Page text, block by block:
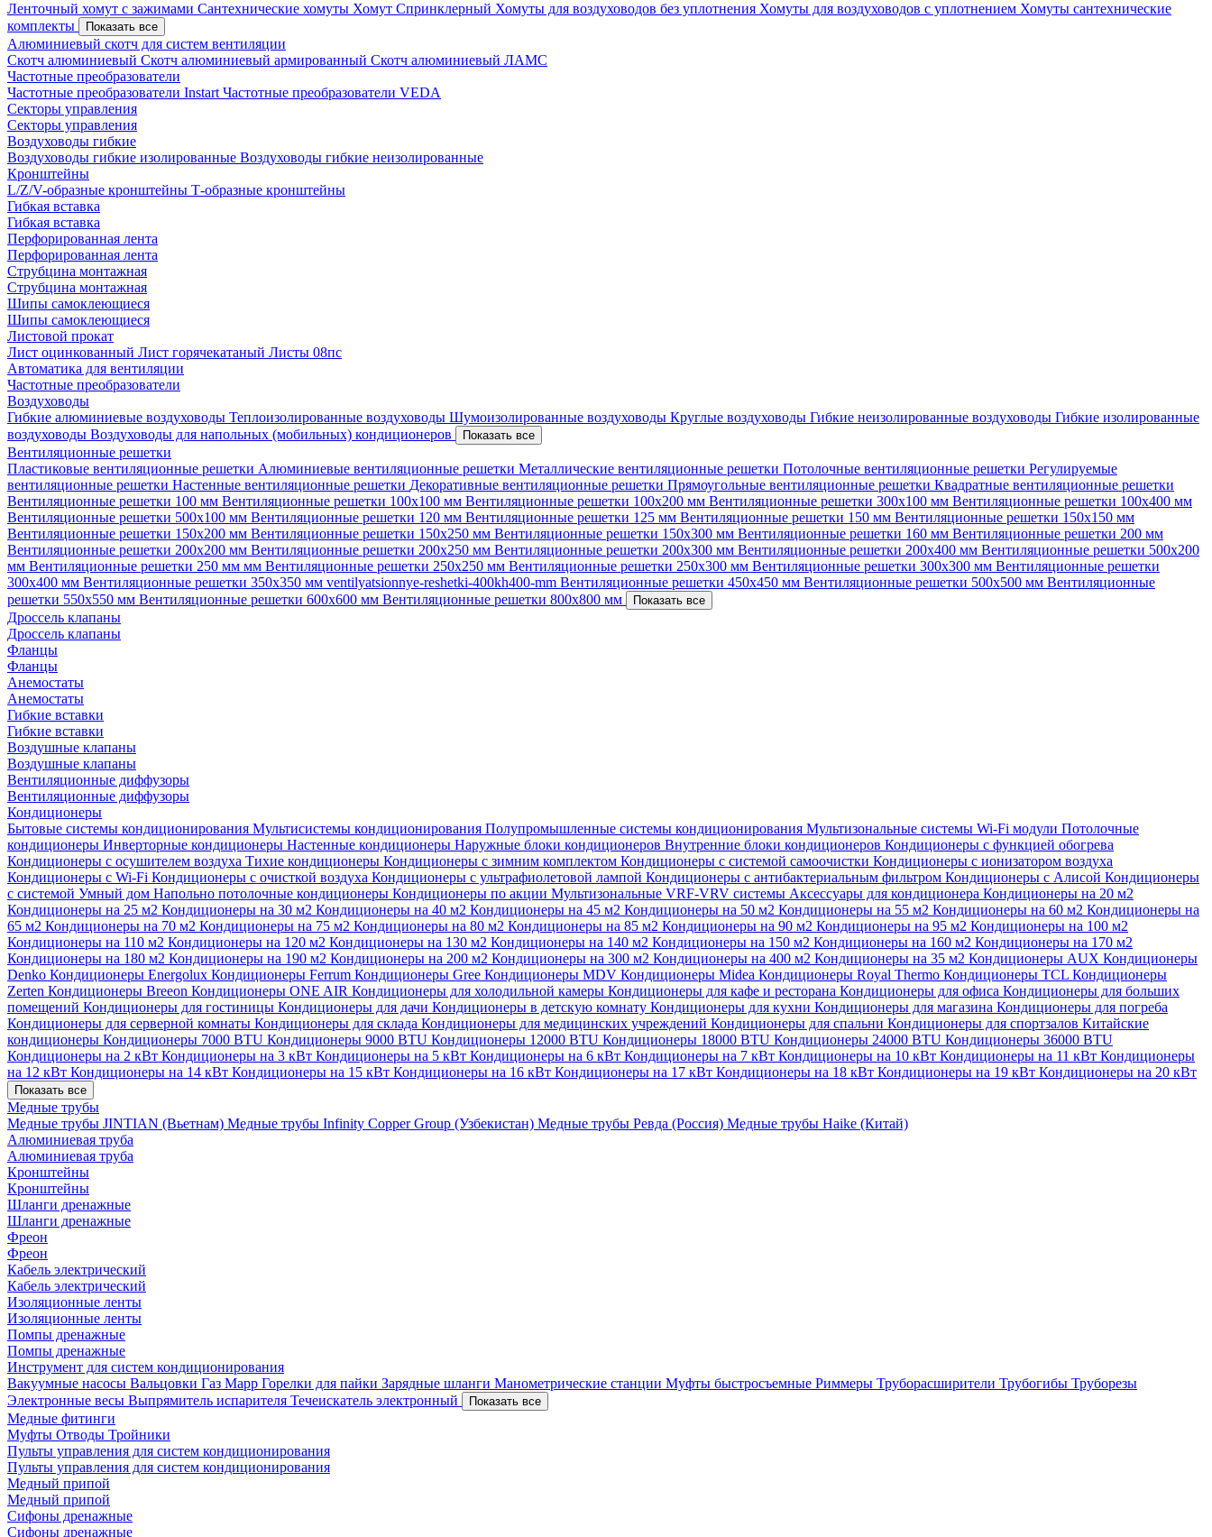
Ленточный хомут с зажимами Сантехнические хомуты Хомут Спринклерный Хомуты для воздуховодов без уплотнения Хомуты для воздуховодов с уплотнением Хомуты сантехнические
комплекты
Показать все
Алюминиевый скотч для систем вентиляции
Скотч алюминиевый Скотч алюминиевый армированный Скотч алюминиевый ЛАМС
Частотные преобразователи
Частотные преобразователи Instart Частотные преобразователи VEDA
Секторы управления
Секторы управления
Воздуховоды гибкие
Воздуховоды гибкие изолированные Воздуховоды гибкие неизолированные
Кронштейны
L/Z/V-образные кронштейны Т-образные кронштейны
Гибкая вставка
Гибкая вставка
Перфорированная лента
Перфорированная лента
Струбцина монтажная
Струбцина монтажная
Шипы самоклеющиеся
Шипы самоклеющиеся
Листовой прокат
Лист оцинкованный Лист горячекатаный Листы 08пс
Автоматика для вентиляции
Частотные преобразователи
Воздуховоды
Гибкие алюминиевые воздуховоды Теплоизолированные воздуховоды Шумоизолированные воздуховоды Круглые воздуховоды Гибкие неизолированные воздуховоды Гибкие изолированные
воздуховоды Воздуховоды для напольных (мобильных) кондиционеров Показать все
Вентиляционные решетки
Пластиковые вентиляционные решетки Алюминиевые вентиляционные решетки Металлические вентиляционные решетки Потолочные вентиляционные решетки Регулируемые
вентиляционные решетки Настенные вентиляционные решетки Декоративные вентиляционные решетки Прямоугольные вентиляционные решетки Квадратные вентиляционные решетки
Вентиляционные решетки 100 мм Вентиляционные решетки 100х100 мм Вентиляционные решетки 100х200 мм Вентиляционные решетки 300х100 мм Вентиляционные решетки 100х400 мм
Вентиляционные решетки 500х100 мм Вентиляционные решетки 120 мм Вентиляционные решетки 125 мм Вентиляционные решетки 150 мм Вентиляционные решетки 150х150 мм
Вентиляционные решетки 150х200 мм Вентиляционные решетки 150х250 мм Вентиляционные решетки 150х300 мм Вентиляционные решетки 160 мм Вентиляционные решетки 200 мм
Вентиляционные решетки 200х200 мм Вентиляционные решетки 200х250 мм Вентиляционные решетки 200х300 мм Вентиляционные решетки 200х400 мм Вентиляционные решетки 500х200
мм Вентиляционные решетки 250 мм мм Вентиляционные решетки 250х250 мм Вентиляционные решетки 250х300 мм Вентиляционные решетки 300х300 мм Вентиляционные решетки
300х400 мм Вентиляционные решетки 350х350 мм ventilyatsionnye-reshetki-400kh400-mm Вентиляционные решетки 450х450 мм Вентиляционные решетки 500х500 мм Вентиляционные
решетки 550х550 мм Вентиляционные решетки 600х600 мм Вентиляционные решетки 800х800 мм Показать все
Дроссель клапаны
Дроссель клапаны
Фланцы
Фланцы
Анемостаты
Анемостаты
Гибкие вставки
Гибкие вставки
Воздушные клапаны
Воздушные клапаны
Вентиляционные диффузоры
Вентиляционные диффузоры
Кондиционеры
Бытовые системы кондиционирования Мультисистемы кондиционирования Полупромышленные системы кондиционирования Мультизональные системы Wi-Fi модули Потолочные
кондиционеры Инверторные кондиционеры Настенные кондиционеры Наружные блоки кондиционеров Внутренние блоки кондиционеров Кондиционеры с функцией обогрева
Кондиционеры с осушителем воздуха Тихие кондиционеры Кондиционеры с зимним комплектом Кондиционеры с системой самоочистки Кондиционеры с ионизатором воздуха
Кондиционеры с Wi-Fi Кондиционеры с очисткой воздуха Кондиционеры с ультрафиолетовой лампой Кондиционеры с антибактериальным фильтром Кондиционеры с Алисой Кондиционеры
с системой Умный дом Напольно потолочные кондиционеры Кондиционеры по акции Мультизональные VRF-VRV системы Аксессуары для кондиционера Кондиционеры на 20 м2
Кондиционеры на 25 м2 Кондиционеры на 30 м2 Кондиционеры на 40 м2 Кондиционеры на 45 м2 Кондиционеры на 50 м2 Кондиционеры на 55 м2 Кондиционеры на 60 м2 Кондиционеры на
65 м2 Кондиционеры на 70 м2 Кондиционеры на 75 м2 Кондиционеры на 80 м2 Кондиционеры на 85 м2 Кондиционеры на 90 м2 Кондиционеры на 95 м2 Кондиционеры на 100 м2
Кондиционеры на 110 м2 Кондиционеры на 120 м2 Кондиционеры на 130 м2 Кондиционеры на 140 м2 Кондиционеры на 150 м2 Кондиционеры на 160 м2 Кондиционеры на 170 м2
Кондиционеры на 180 м2 Кондиционеры на 190 м2 Кондиционеры на 200 м2 Кондиционеры на 300 м2 Кондиционеры на 400 м2 Кондиционеры на 35 м2 Кондиционеры AUX Кондиционеры
Denko Кондиционеры Energolux Кондиционеры Ferrum Кондиционеры Gree Кондиционеры MDV Кондиционеры Midea Кондиционеры Royal Thermo Кондиционеры TCL Кондиционеры
Zerten Кондиционеры Breeon Кондиционеры ONE AIR Кондиционеры для холодильной камеры Кондиционеры для кафе и ресторана Кондиционеры для офиса Кондиционеры для больших
помещений Кондиционеры для гостиницы Кондиционеры для дачи Кондиционеры в детскую комнату Кондиционеры для кухни Кондиционеры для магазина Кондиционеры для погреба
Кондиционеры для серверной комнаты Кондиционеры для склада Кондиционеры для медицинских учреждений Кондиционеры для спальни Кондиционеры для спортзалов Китайские
кондиционеры Кондиционеры 7000 BTU Кондиционеры 9000 BTU Кондиционеры 12000 BTU Кондиционеры 18000 BTU Кондиционеры 24000 BTU Кондиционеры 36000 BTU
Кондиционеры на 2 кВт Кондиционеры на 3 кВт Кондиционеры на 5 кВт Кондиционеры на 6 кВт Кондиционеры на 7 кВт Кондиционеры на 10 кВт Кондиционеры на 11 кВт Кондиционеры
на 12 кВт Кондиционеры на 14 кВт Кондиционеры на 15 кВт Кондиционеры на 16 кВт Кондиционеры на 17 кВт Кондиционеры на 18 кВт Кондиционеры на 19 кВт Кондиционеры на 20 кВт
Показать все
Медные трубы
Медные трубы JINTIAN (Вьетнам) Медные трубы Infinity Copper Group (Узбекистан) Медные трубы Ревда (Россия) Медные трубы Haike (Китай)
Алюминиевая труба
Алюминиевая труба
Кронштейны
Кронштейны
Шланги дренажные
Шланги дренажные
Фреон
Фреон
Кабель электрический
Кабель электрический
Изоляционные ленты
Изоляционные ленты
Помпы дренажные
Помпы дренажные
Инструмент для систем кондиционирования
Вакуумные насосы Вальцовки Газ Mapp Горелки для пайки Зарядные шланги Манометрические станции Муфты быстросъемные Риммеры Труборасширители Трубогибы Труборезы
Электронные весы Выпрямитель испарителя Течеискатель электронный Показать все
Медные фитинги
Муфты Отводы Тройники
Пульты управления для систем кондиционирования
Пульты управления для систем кондиционирования
Медный припой
Медный припой
Сифоны дренажные
Сифоны дренажные